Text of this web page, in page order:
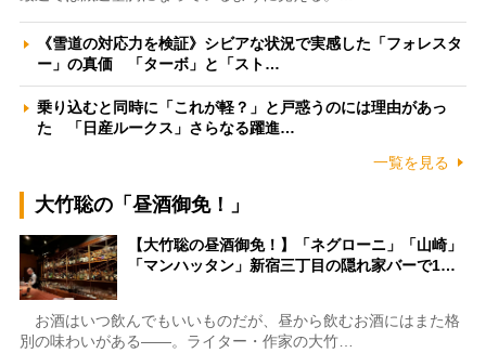
《雪道の対応力を検証》シビアな状況で実感した「フォレスタ
ー」の真価 「ターボ」と「スト…
乗り込むと同時に「これが軽？」と戸惑うのには理由があっ
た 「日産ルークス」さらなる躍進…
一覧を見る
大竹聡の「昼酒御免！」
【大竹聡の昼酒御免！】「ネグローニ」「山崎」
「マンハッタン」新宿三丁目の隠れ家バーで1…
お酒はいつ飲んでもいいものだが、昼から飲むお酒にはまた格
別の味わいがある――。ライター・作家の大竹…